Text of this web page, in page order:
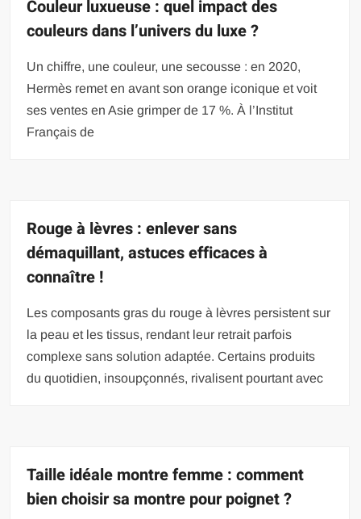
Couleur luxueuse : quel impact des
couleurs dans l’univers du luxe ?
Un chiffre, une couleur, une secousse : en 2020,
Hermès remet en avant son orange iconique et voit
ses ventes en Asie grimper de 17 %. À l’Institut
Français de
Rouge à lèvres : enlever sans
démaquillant, astuces efficaces à
connaître !
Les composants gras du rouge à lèvres persistent sur
la peau et les tissus, rendant leur retrait parfois
complexe sans solution adaptée. Certains produits
du quotidien, insoupçonnés, rivalisent pourtant avec
Taille idéale montre femme : comment
bien choisir sa montre pour poignet ?